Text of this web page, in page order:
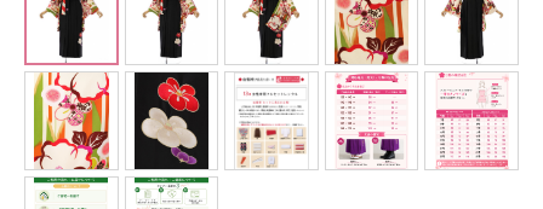
ジュニア洋装レンタル
ベビー洋装レンタル
紋付袴レンタル
留袖レンタル